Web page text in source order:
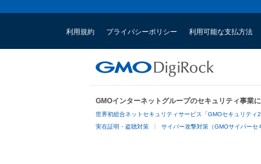
利用規約 プライバシーポリシー 利用可能な支払方法
GMOインターネットグループのセキュリティ事業
世界初総合ネットセキュリティサービス「GMOセキュリティ
実在証明・盗聴対策 サイバー攻撃対策（GMOサイバーセ